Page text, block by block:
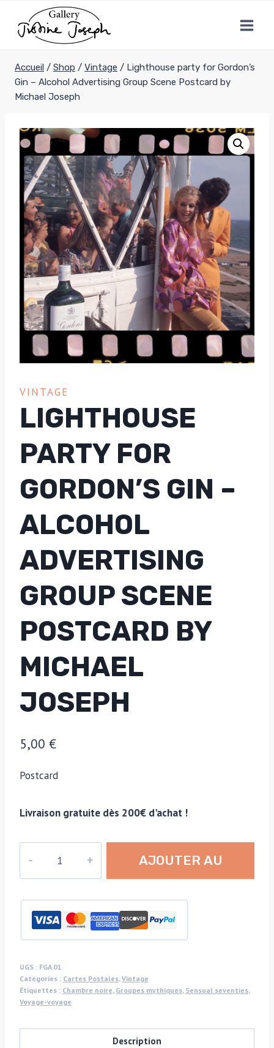
contenu
Accueil / Shop / Vintage / Lighthouse party for Gordon’s
Gin – Alcohol Advertising Group Scene Postcard by
Michael Joseph
VINTAGE
LIGHTHOUSE
PARTY FOR
GORDON’S GIN –
ALCOHOL
ADVERTISING
GROUP SCENE
POSTCARD BY
MICHAEL
JOSEPH
5,00 €
Postcard
Livraison gratuite dès 200€ d'achat !
Lighthouse
party
for
Gordon's
–
Alcohol
Advertising
Scene
AJOUTER AU
PANIER
UGS : FGA 01
Catégories : Cartes Postales,Vintage
Étiquettes : Chambre noire, Groupes mythiques, Sensual seventies,
Voyage-voyage
Description